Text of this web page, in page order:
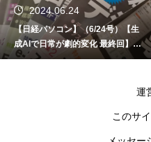
2024.06.24
【日経パソコン】（6/24号）【生
成AIで日常が劇的変化 最終回】 A
I時代のアプリケーション／サービ
運
このサ